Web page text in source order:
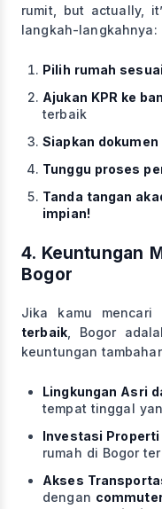
rumit, but actually,
langkah-langkahnya:
Pilih rumah
Ajukan KPR ke
terbaik
Siapkan
Tunggu proses
Tanda tangan
impian!
4. Keuntungan
Bogor
Jika kamu mencari
terbaik, Bogor
keuntungan
Lingkungan Asri
tempat tinggal
Investasi Properti
rumah di Bogor
Akses
dengan